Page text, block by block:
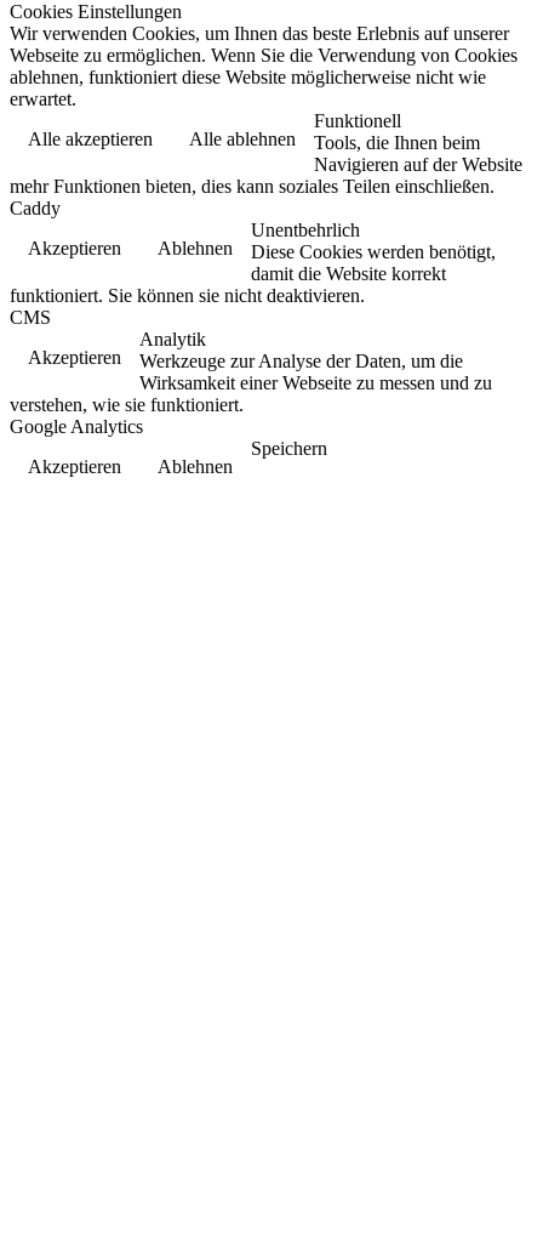
Cookies Einstellungen
Wir verwenden Cookies, um Ihnen das beste Erlebnis auf unserer
Webseite zu ermöglichen. Wenn Sie die Verwendung von Cookies
ablehnen, funktioniert diese Website möglicherweise nicht wie
erwartet.
Alle akzeptieren
Alle ablehnen
Funktionell
Tools, die Ihnen beim
Navigieren auf der Website
mehr Funktionen bieten, dies kann soziales Teilen einschließen.
Caddy
Akzeptieren
Ablehnen
Unentbehrlich
Diese Cookies werden benötigt,
damit die Website korrekt
funktioniert. Sie können sie nicht deaktivieren.
CMS
Akzeptieren
Analytik
Werkzeuge zur Analyse der Daten, um die
Wirksamkeit einer Webseite zu messen und zu
verstehen, wie sie funktioniert.
Google Analytics
Akzeptieren
Ablehnen
Speichern